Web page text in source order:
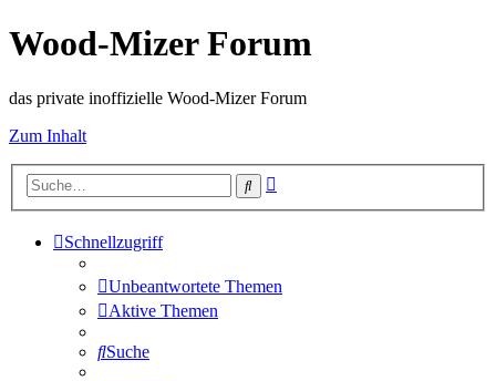
Wood-Mizer Forum
das private inoffizielle Wood-Mizer Forum
Zum Inhalt
Suche
Schnellzugriff
Unbeantwortete Themen
Aktive Themen
Suche